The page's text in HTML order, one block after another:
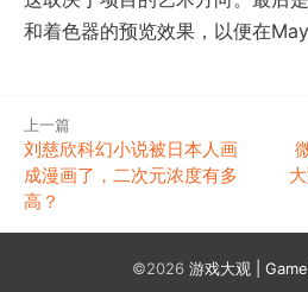
和着色器的预览效果，以便在
上一篇
刘慈欣科幻小说被日本人画
成漫画了，二次元浓度有多
高？
©2026 游戏大观 |